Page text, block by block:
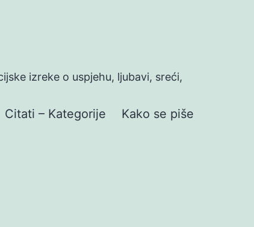
izreke o uspjehu, ljubavi, sreći,
Citati – Kategorije Kako se piše